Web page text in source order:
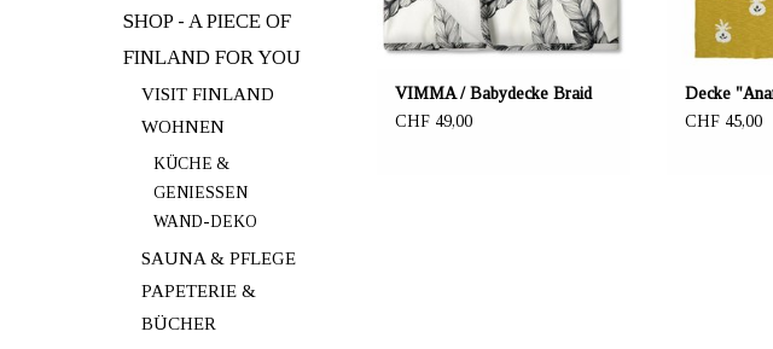
SHOP - A PIECE OF
FINLAND FOR YOU
VISIT FINLAND
WOHNEN
KÜCHE &
GENIESSEN
WAND-DEKO
SAUNA & PFLEGE
PAPETERIE &
BÜCHER
VIMMA / Babydecke Braid
CHF 49,00
Decke
CHF 45,00